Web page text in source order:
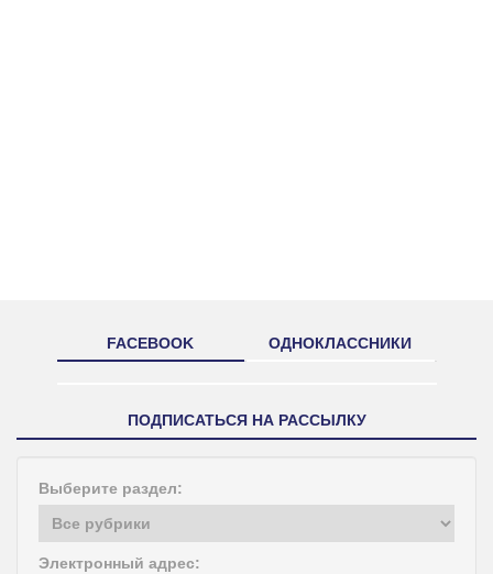
FACEBOOK ОДНОКЛАССНИКИ
ПОДПИСАТЬСЯ НА РАССЫЛКУ
Выберите раздел:
Электронный адрес: